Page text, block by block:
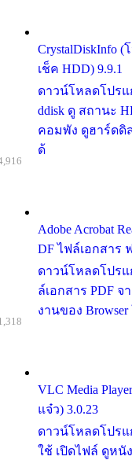
CrystalDiskInfo (
เช็ค HDD) 9.9.1
ดาวน์โหลดโปรแ
ddisk ดู สถานะ
คอมพัง ดูฮาร์ดดิส
ด้
Adobe Acrobat
DF ไฟล์เอกสาร ฟ
ดาวน์โหลดโปรแก
ล์เอกสาร PDF
งานของ
VLC Media
แจ๋ว) 3.0.23
ดาวน์โหลดโปรแ
ใช้ เปิดไฟล์ ดูหนั